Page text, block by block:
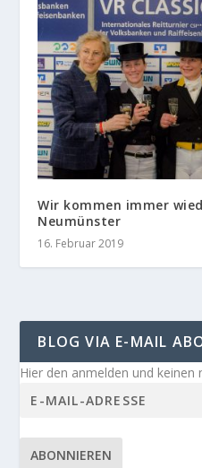
Wir kommen immer
Neumünster
16. Februar 2019
BLOG VIA E-MAIL
Hier den anmelden und
ABONNIEREN